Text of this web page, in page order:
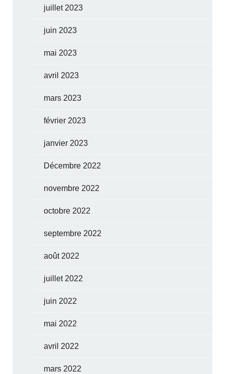
juillet 2023
juin 2023
mai 2023
avril 2023
mars 2023
février 2023
janvier 2023
Décembre 2022
novembre 2022
octobre 2022
septembre 2022
août 2022
juillet 2022
juin 2022
mai 2022
avril 2022
mars 2022